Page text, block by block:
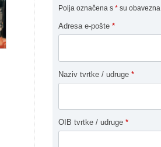
Polja označena s * su obavezna
Adresa e-pošte *
Naziv tvrtke / udruge *
OIB tvrtke / udruge *